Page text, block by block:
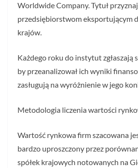
Worldwide Company. Tytuł
przedsiębiorstwom eksportującym
krajów.
Każdego roku do instytut zgłaszają
by przeanalizował ich wyniki
zasługują na wyróżnienie w jego
Metodologia liczenia wartości
Wartość rynkowa firm szacowana
bardzo uproszczony przez
spółek krajowych notowanych na